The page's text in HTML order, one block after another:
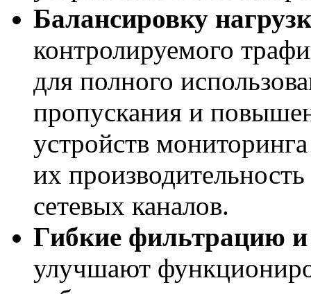
Балансировку
контролируемого
для полного
пропускания и
устройств
их
сетевых каналов.
Гибкие фильтрацию
улучшают